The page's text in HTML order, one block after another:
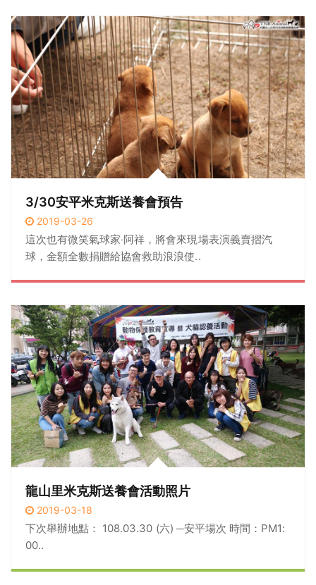
3/30安平米克斯送養會預告
2019-03-26
這次也有微笑氣球家‧阿祥，將會來現場表演義賣摺汽
球，金額全數捐贈給協會救助浪浪使..
龍山里米克斯送養會活動照片
2019-03-18
下次舉辦地點： 108.03.30 (六) ─安平場次 時間：PM1:
00..